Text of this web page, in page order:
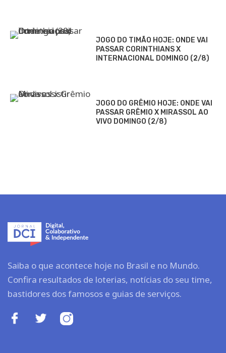
JOGO DO TIMÃO HOJE: ONDE VAI
PASSAR CORINTHIANS X
INTERNACIONAL DOMINGO (2/8)
JOGO DO GRÊMIO HOJE: ONDE VAI
PASSAR GRÊMIO X MIRASSOL AO
VIVO DOMINGO (2/8)
Saiba o que acontece hoje no Brasil e no Mundo.
Confira resultados de loterias, notícias do seu time,
bastidores dos famosos e guias de serviços.